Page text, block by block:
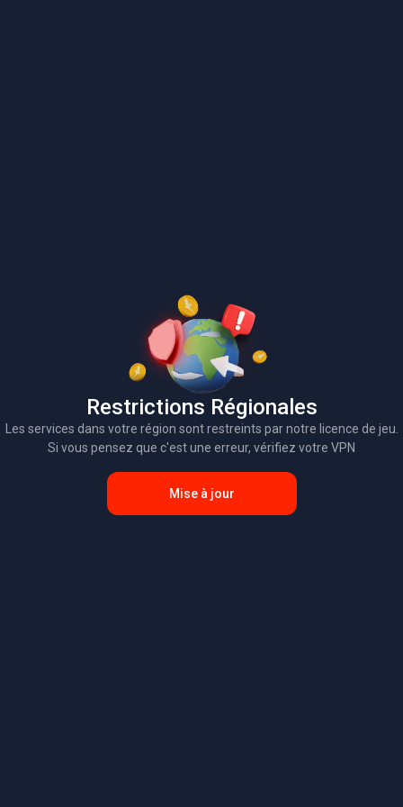
Restrictions Régionales
Les services dans votre région sont restreints par notre licence de jeu.
Si vous pensez que c'est une erreur, vérifiez votre VPN
Mise à jour